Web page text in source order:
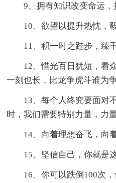
9、拥有知识改变命运，
10、欲望以提升热忱，毅
11、积一时之跬步，臻千
12、惜光百日犹短，看
一刻也长，比龙争虎斗谁为
13、每个人终究要面对不
时，我们需要特别力量，力
14、向着理想奋飞，向着
15、坚信自己，你就是这
16、你可以跌倒100次，